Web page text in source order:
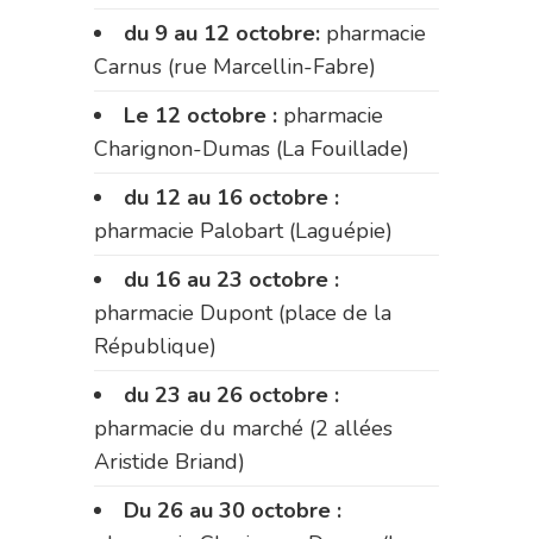
du 9 au 12 octobre: pharmacie
Carnus (rue Marcellin-Fabre)
Le 12 octobre : pharmacie
Charignon-Dumas (La Fouillade)
du 12 au 16 octobre :
pharmacie Palobart (Laguépie)
du 16 au 23 octobre :
pharmacie Dupont (place de la
République)
du 23 au 26 octobre :
pharmacie du marché (2 allées
Aristide Briand)
Du 26 au 30 octobre :